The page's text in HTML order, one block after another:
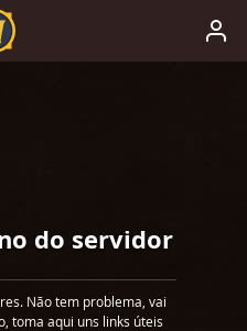
do servidor
Não tem problema, vai
toma aqui uns links úteis